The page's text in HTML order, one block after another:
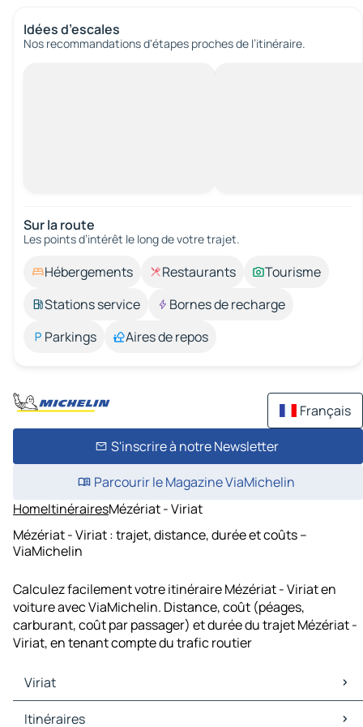
Idées d’escales
Nos recommandations d'étapes proches de l’itinéraire.
Sur la route
Les points d’intérêt le long de votre trajet.
Hébergements Restaurants
Tourisme
Stations service
Bornes de recharge
Parkings
Aires de repos
Français
S'inscrire à notre Newsletter
Parcourir le Magazine ViaMichelin
HomeItinérairesMézériat - Viriat
Mézériat - Viriat : trajet, distance, durée et coûts –
ViaMichelin
Calculez facilement votre itinéraire Mézériat - Viriat en
voiture avec ViaMichelin. Distance, coût (péages,
carburant, coût par passager) et durée du trajet Mézériat -
Viriat, en tenant compte du trafic routier
Viriat
Viriat Cartes et plans
Itinéraires